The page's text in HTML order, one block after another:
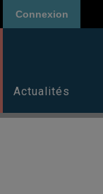
Connexion
Actualités